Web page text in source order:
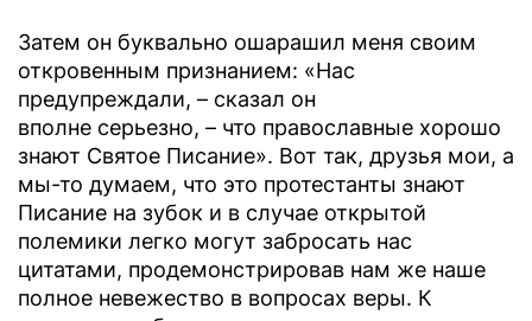
Затем он буквально ошарашил меня своим
откровенным признанием: «Нас
предупреждали, – сказал он
вполне серьезно, – что православные хорошо
знают Святое Писание». Вот так, друзья мои, а
мы-то думаем, что это протестанты знают
Писание на зубок и в случае открытой
полемики легко могут забросать нас
цитатами, продемонстрировав нам же наше
полное невежество в вопросах веры. К